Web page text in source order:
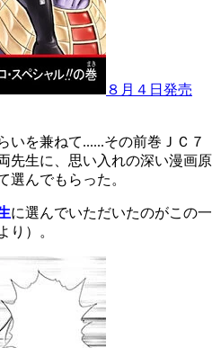
８月４日発売
いを兼ねて......その前巻ＪＣ７
先生に、思い入れの深い漫画原
選んでもらった。
に選んでいただいたのがこの一
り）。